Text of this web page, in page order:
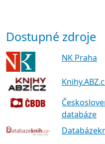
Dostupné zdroje
NK Praha
databáze